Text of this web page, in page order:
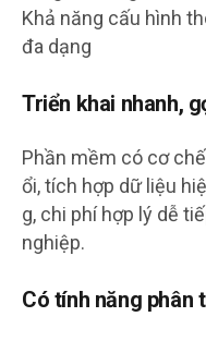
Khả năng cấu hình
đa dạng
Triển khai nhanh,
Phần mềm có cơ
ổi, tích hợp dữ liệu
g, chi phí hợp lý dễ
nghiệp.
Có tính năng phân